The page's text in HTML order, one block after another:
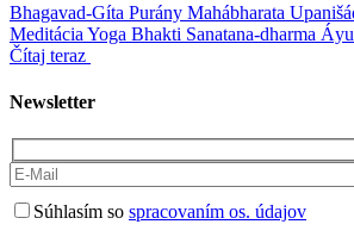
Bhagavad-Gíta Purány Mahábharata
Meditácia Yoga Bhakti Sanatana-dharma
Čítaj teraz
Newsletter
Súhlasím so spracovaním os. údajov